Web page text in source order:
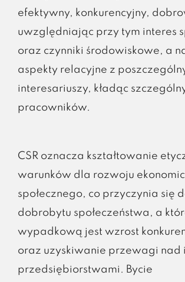
efektywny, konkurencyjny,
uwzględniając przy tym interes
oraz czynniki środowiskowe, a
aspekty relacyjne z
interesariuszy, kładąc
pracowników.
CSR oznacza kształtowanie
warunków dla rozwoju
społecznego, co przyczynia się
dobrobytu społeczeństwa, a
wypadkową jest wzrost
oraz uzyskiwanie przewagi nad
przedsiębiorstwami. Bycie